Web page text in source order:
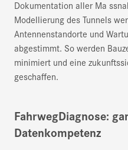
Dokumentation aller Ma
Modellierung des Tunnels
Antennenstandorte und
abgestimmt. So werden
minimiert und eine
geschaffen.
FahrwegDiagnose:
Datenkompetenz